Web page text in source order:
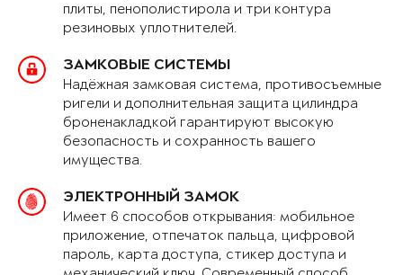
плиты, пенополистирола и три контура
резиновых уплотнителей.
ЗАМКОВЫЕ СИСТЕМЫ
Надёжная замковая система, противосъемные
ригели и дополнительная защита цилиндра
броненакладкой гарантируют высокую
безопасность и сохранность вашего
имущества.
ЭЛЕКТРОННЫЙ ЗАМОК
Имеет 6 способов открывания: мобильное
приложение, отпечаток пальца, цифровой
пароль, карта доступа, стикер доступа и